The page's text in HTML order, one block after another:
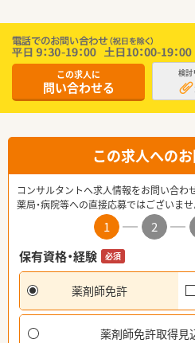
この求人に
問い合わせる
検討
この求人への
コンサルタントへ求人情報をお問い合わ
薬局・病院等への直接応募ではございませ
1 2
保有資格・経験
必須
薬剤師免許
薬剤師免許取得見